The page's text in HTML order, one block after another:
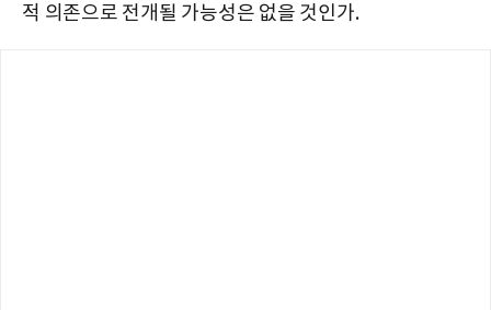
적 의존으로 전개될 가능성은 없을 것인가.